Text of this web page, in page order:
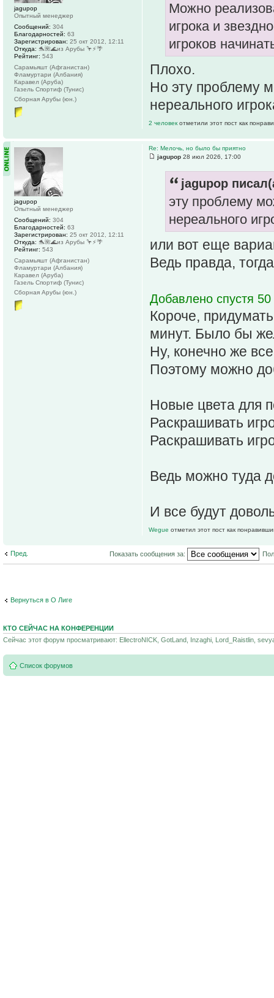
Можно
игрока и
игроков
Плохо.
Но эту проблему
нереального
2 человекотметили этот пост как
jagupop
Опытный менеджер
Сообщений: 304
Благодарностей: 63
Зарегистрирован: 25 окт 2012, 12:11
Откуда: 🐬🌺🌊из Арубы 🦩⚡️🌴
Рейтинг: 543
Сарамьяшт (Афганистан)
Фламуртари (Албания)
Каравел (Аруба)
Газель Спортиф (Тунис)
Сборная Арубы (юн.)
Re: Мелочь, но было бы приятно
jagupop 28 июл 2026, 17:00
jagupop
эту проблему
нереального
или вот еще
Ведь правда,
Добавлено спустя 50
Короче,
минут. Было бы
Ну, конечно же
Поэтому можно
Новые цвета для
Раскрашивать
Раскрашивать
Ведь можно туда
И все будут
Wegue отметил этот пост как
jagupop
Опытный менеджер
Сообщений: 304
Благодарностей: 63
Зарегистрирован: 25 окт 2012, 12:11
Откуда: 🐬🌺🌊из Арубы 🦩⚡️🌴
Рейтинг: 543
Сарамьяшт (Афганистан)
Фламуртари (Албания)
Каравел (Аруба)
Газель Спортиф (Тунис)
Сборная Арубы (юн.)
Пред. Показать сообщения за:
Вернуться в О Лиге
КТО СЕЙЧАС НА КОНФЕРЕНЦИИ
Сейчас этот форум просматривают: EllectroNICK, GotLand, Inzaghi, Lord_Raistlin,
Список форумов